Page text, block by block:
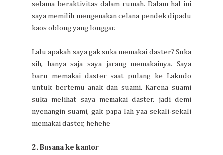
selama beraktivitas dalam rumah. Dalam hal ini
saya memilih mengenakan celana pendek dipadu
kaos oblong yang longgar.
Lalu apakah saya gak suka memakai daster? Suka
sih, hanya saja saya jarang memakainya. Saya
baru memakai daster saat pulang ke Lakudo
untuk bertemu anak dan suami. Karena suami
suka melihat saya memakai daster, jadi demi
nyenangin suami, gak papa lah yaa sekali-sekali
memakai daster, hehehe
2. Busana ke kantor